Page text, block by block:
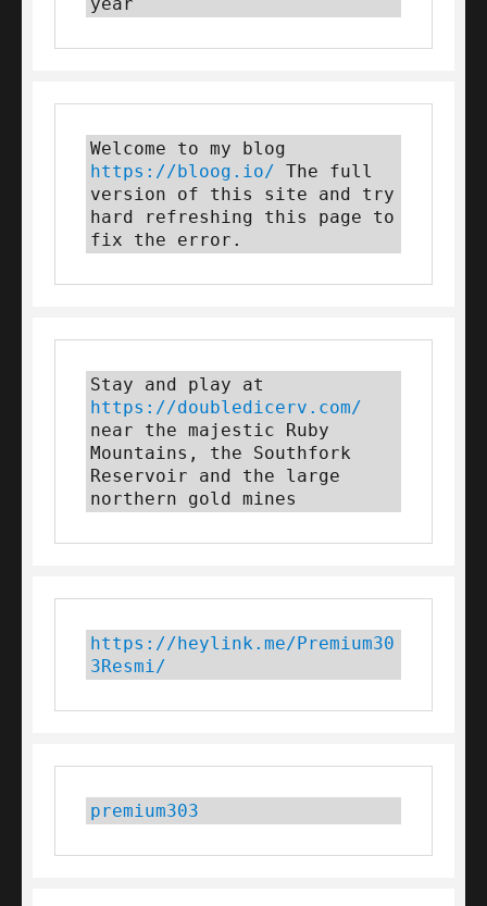
https://bloog.io/ The full
version of this site and try
hard refreshing this page to
fix the error.
https://doubledicerv.com/
near the majestic Ruby
Mountains, the Southfork
Reservoir and the large
northern gold mines
https://heylink.me/Premium30
3Resmi/
premium303